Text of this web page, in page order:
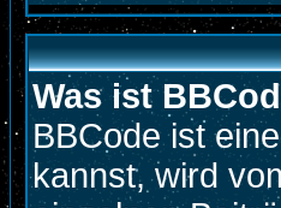
Was ist
BBCode ist
kannst, wird